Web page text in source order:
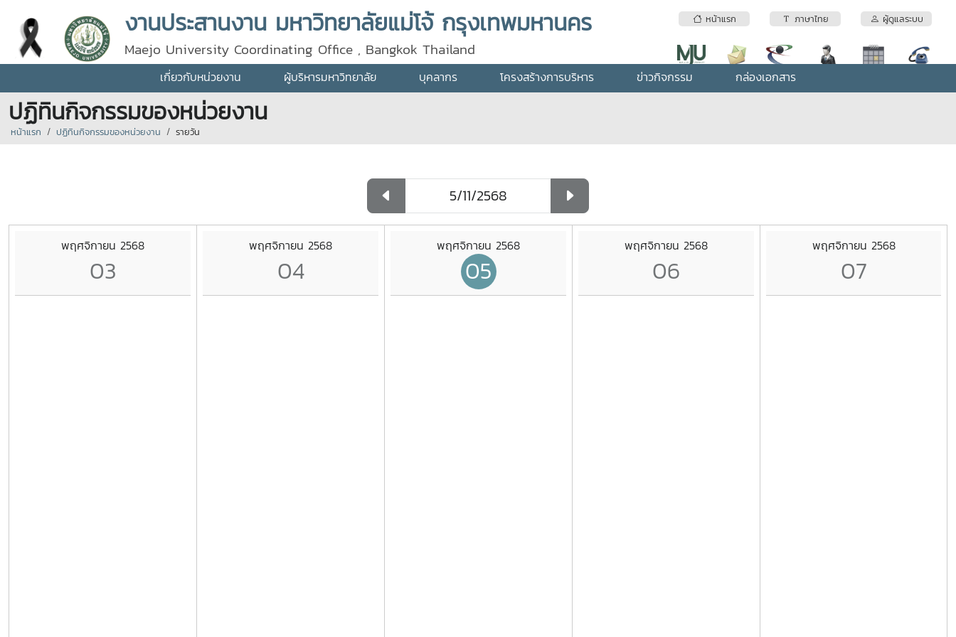
หน้าแรก ภาษาไทย ผู้ดูแลระบบ
งานประสานงาน มหาวิทยาลัยแม่โจ้ กรุงเทพมหานคร
Maejo University Coordinating Office , Bangkok Thailand
เกี่ยวกับหน่วยงาน ผู้บริหารมหาวิทยาลัย บุคลากร โครงสร้างการบริหาร ข่าวกิจกรรม กล่องเอกสาร
ปฏิทินกิจกรรมของหน่วยงาน
หน้าแรก ปฏิทินกิจกรรมของหน่วยงาน รายวัน
พฤศจิกายน 2568
03
พฤศจิกายน 2568
04
พฤศจิกายน 2568
05
พฤศจิกายน 2568
06
พฤศจิกายน 2568
07